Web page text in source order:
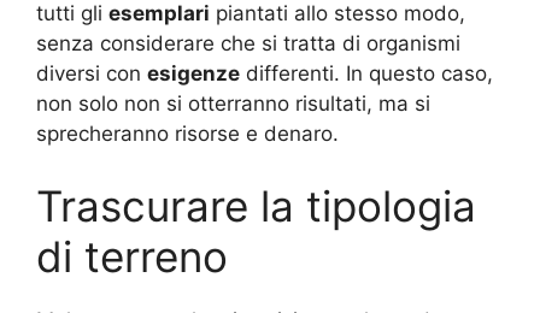
tutti gli esemplari piantati allo stesso modo,
senza considerare che si tratta di organismi
diversi con esigenze differenti. In questo caso,
non solo non si otterranno risultati, ma si
sprecheranno risorse e denaro.
Trascurare la tipologia
di terreno